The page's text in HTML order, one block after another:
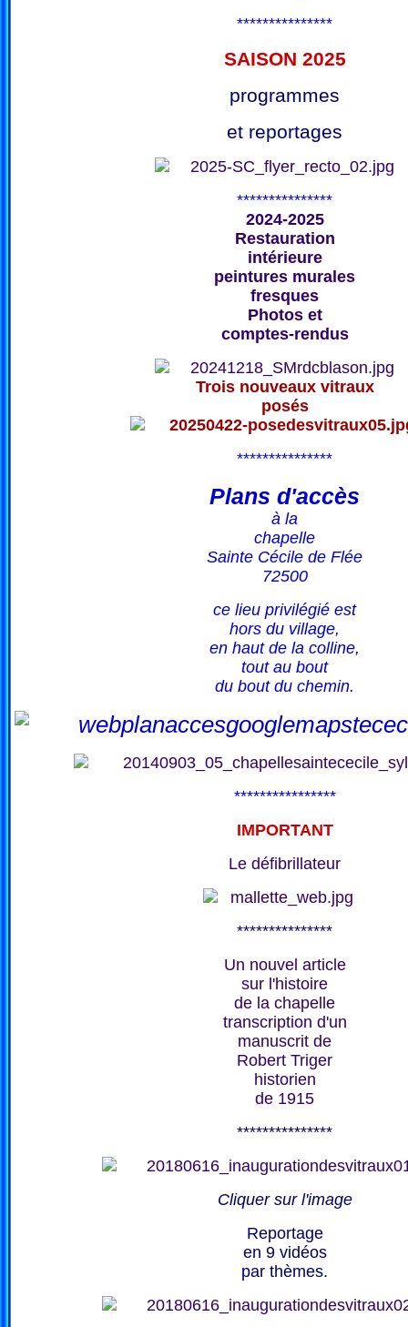
***************
SAISON 2025
programmes
et reportages
***************
2024-2025
Restauration
intérieure
peintures murales
fresques
Photos et
comptes-rendus
Trois nouveaux vitraux
posés
***************
Plans d'accès
à la
chapelle
Sainte Cécile de Flée
72500
ce lieu privilégié est
hors du village,
en haut de la colline,
tout au bout
du bout du chemin.
****************
IMPORTANT
Le défibrillateur
***************
Un nouvel article
sur l'histoire
de la chapelle
transcription d'un
manuscrit de
Robert Triger
historien
de 1915
***************
Cliquer sur l'image
Reportage
en 9 vidéos
par thèmes.